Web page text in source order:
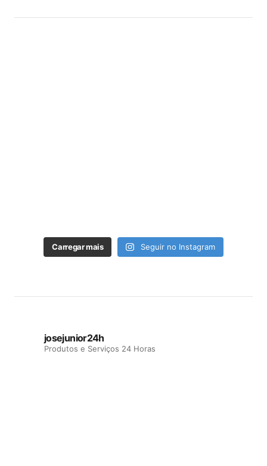
Carregar mais Seguir no Instagram
josejunior24h
Produtos e Serviços 24 Horas